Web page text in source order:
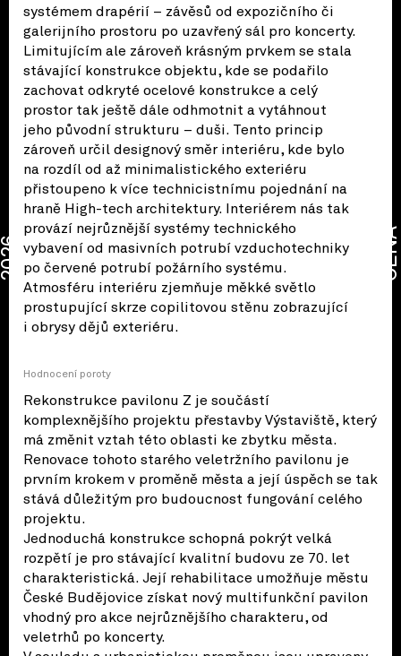
systémem drapérií – závěsů od expozičního či
galerijního prostoru po uzavřený sál pro koncerty.
Limitujícím ale zároveň krásným prvkem se stala
stávající konstrukce objektu, kde se podařilo
zachovat odkryté ocelové konstrukce a celý
prostor tak ještě dále odhmotnit a vytáhnout
jeho původní strukturu – duši. Tento princip
zároveň určil designový směr interiéru, kde bylo
na rozdíl od až minimalistického exteriéru
přistoupeno k více technicistnímu pojednání na
hraně High-tech architektury. Interiérem nás tak
provází nejrůznější systémy technického
vybavení od masivních potrubí vzduchotechniky
po červené potrubí požárního systému.
Atmosféru interiéru zjemňuje měkké světlo
prostupující skrze copilitovou stěnu zobrazující
i obrysy dějů exteriéru.
Hodnocení poroty
Rekonstrukce pavilonu Z je součástí
komplexnějšího projektu přestavby Výstaviště, který
má změnit vztah této oblasti ke zbytku města.
Renovace tohoto starého veletržního pavilonu je
prvním krokem v proměně města a její úspěch se tak
stává důležitým pro budoucnost fungování celého
projektu.
Jednoduchá konstrukce schopná pokrýt velká
rozpětí je pro stávající kvalitní budovu ze 70. let
charakteristická. Její rehabilitace umožňuje městu
České Budějovice získat nový multifunkční pavilon
vhodný pro akce nejrůznějšího charakteru, od
veletrhů po koncerty.
2026 CENA